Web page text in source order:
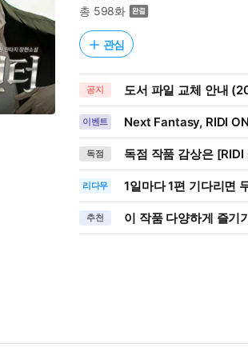
총 598화
관심
공지 도서 파일 교체 안내
이벤트 Next Fantasy, RIDI
독점 독점 작품 감상은
리다무 1일마다1편 기다리면
추천 이 작품 다양하게 즐기